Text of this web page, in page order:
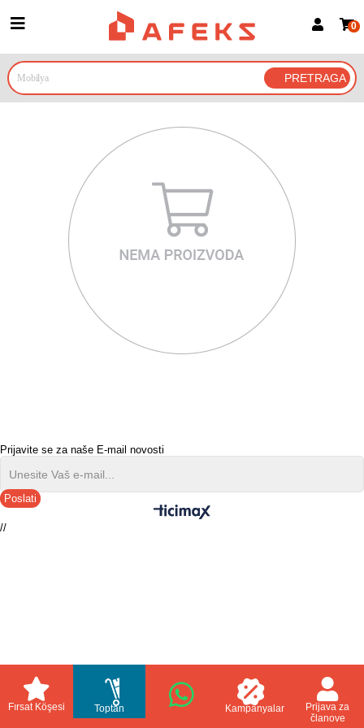
Prijava za članove
Prijavite se Google nalogom
0
Prijavite se za naše E-mail novosti
Poslati
//
Fırsat Köşesi Toptan Kampanyalar
Prijava za
članove